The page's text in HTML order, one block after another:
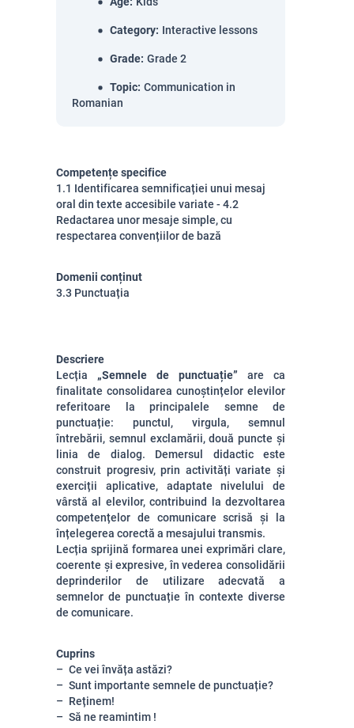
Category: Interactive lessons
Grade: Grade 2
Topic: Communication in
Romanian
Competențe specifice
1.1 Identificarea semnificației unui mesaj
oral din texte accesibile variate - 4.2
Redactarea unor mesaje simple, cu
respectarea convențiilor de bază
Domenii conținut
3.3 Punctuația
Descriere
Lecția „Semnele de punctuație” are ca
finalitate consolidarea cunoștințelor elevilor
referitoare la principalele semne de
punctuație: punctul, virgula, semnul
întrebării, semnul exclamării, două puncte și
linia de dialog. Demersul didactic este
construit progresiv, prin activități variate și
exerciții aplicative, adaptate nivelului de
vârstă al elevilor, contribuind la dezvoltarea
competențelor de comunicare scrisă și la
înțelegerea corectă a mesajului transmis.
Lecția sprijină formarea unei exprimări clare,
coerente și expresive, în vederea consolidării
deprinderilor de utilizare adecvată a
semnelor de punctuație în contexte diverse
de comunicare.
Cuprins
Ce vei învăța astăzi?
Sunt importante semnele de punctuație?
Reținem!
Să ne reamintim !